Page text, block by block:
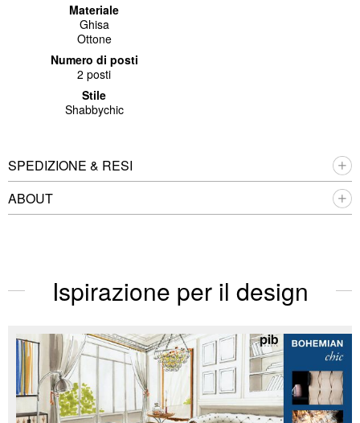
Materiale
Ghisa
Ottone
Numero di posti
2 posti
Stile
Shabbychic
SPEDIZIONE & RESI
ABOUT
Ispirazione per il design